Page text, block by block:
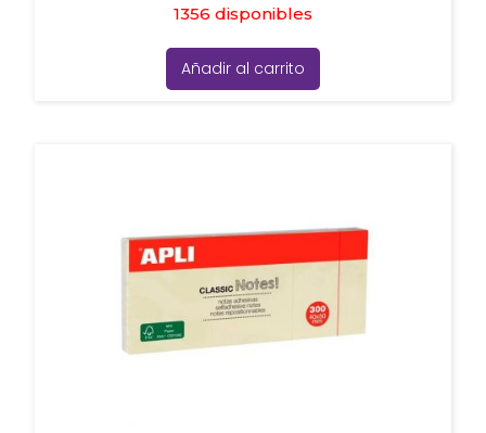
1356 disponibles
Añadir al carrito